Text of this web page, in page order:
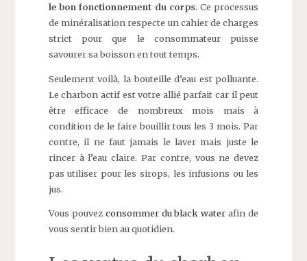
le bon fonctionnement du corps. Ce processus
de minéralisation respecte un cahier de charges
strict pour que le consommateur puisse
savourer sa boisson en tout temps.
Seulement voilà, la bouteille d’eau est polluante.
Le charbon actif est votre allié parfait car il peut
être efficace de nombreux mois mais à
condition de le faire bouillir tous les 3 mois. Par
contre, il ne faut jamais le laver mais juste le
rincer à l’eau claire. Par contre, vous ne devez
pas utiliser pour les sirops, les infusions ou les
jus.
Vous pouvez consommer du black water afin de
vous sentir bien au quotidien.